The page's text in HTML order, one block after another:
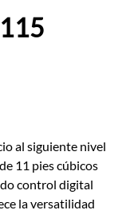
al siguiente nivel
11 pies cúbicos
control digital
la versatilidad